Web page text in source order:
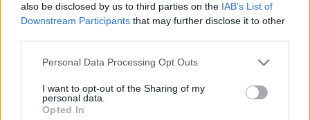
also be disclosed by us to third parties on the IAB’s List of
Downstream Participants that may further disclose it to other
Personal Data Processing Opt Outs
I want to opt-out of the Sharing of my
personal data.
Opted In
Győr és a Loki is
Sándor Ella: Na, indíts, s
menjünk!